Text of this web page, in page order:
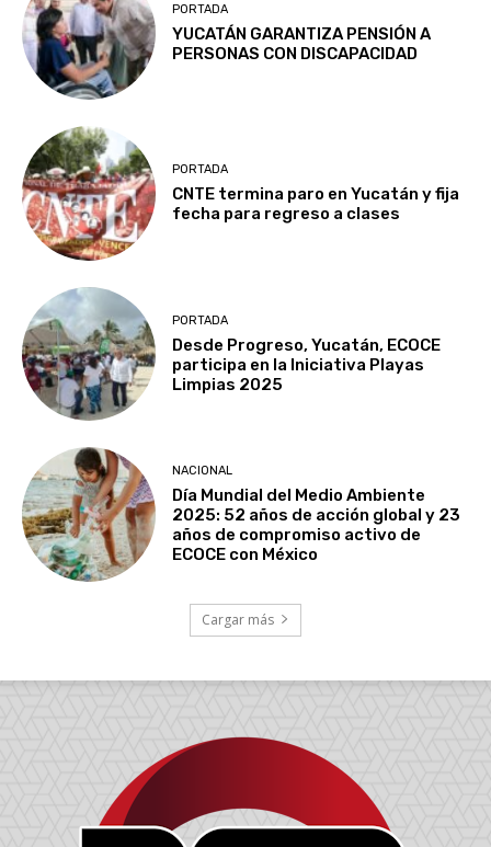
PORTADA
YUCATÁN GARANTIZA PENSIÓN A
PERSONAS CON DISCAPACIDAD
PORTADA
CNTE termina paro en Yucatán y fija
fecha para regreso a clases
PORTADA
Desde Progreso, Yucatán, ECOCE
participa en la Iniciativa Playas
Limpias 2025
NACIONAL
Día Mundial del Medio Ambiente
2025: 52 años de acción global y 23
años de compromiso activo de
ECOCE con México
Cargar más